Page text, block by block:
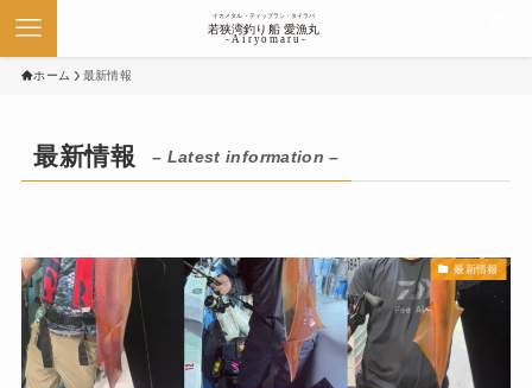
ホーム 最新情報
最新情報 – Latest information –
最新情報